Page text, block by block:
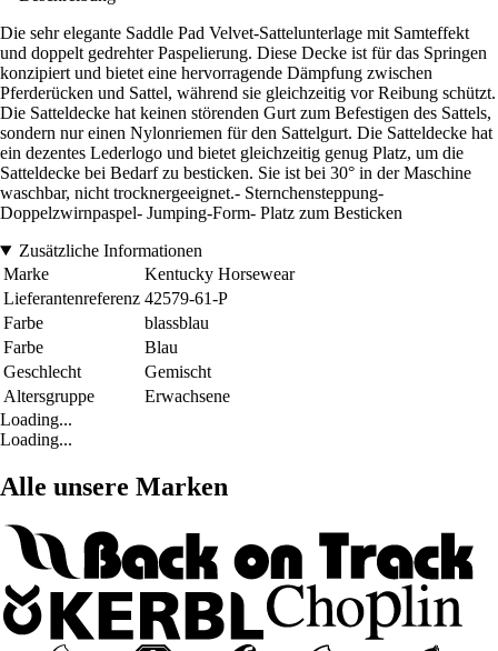
Die sehr elegante Saddle Pad Velvet-Sattelunterlage mit Samteffekt
und doppelt gedrehter Paspelierung. Diese Decke ist für das Springen
konzipiert und bietet eine hervorragende Dämpfung zwischen
Pferderücken und Sattel, während sie gleichzeitig vor Reibung schützt.
Die Satteldecke hat keinen störenden Gurt zum Befestigen des Sattels,
sondern nur einen Nylonriemen für den Sattelgurt. Die Satteldecke hat
ein dezentes Lederlogo und bietet gleichzeitig genug Platz, um die
Satteldecke bei Bedarf zu besticken. Sie ist bei 30° in der Maschine
waschbar, nicht trocknergeeignet.- Sternchensteppung-
Doppelzwirnpaspel- Jumping-Form- Platz zum Besticken
Zusätzliche Informationen
Marke
Kentucky Horsewear
Lieferantenreferenz 42579-61-P
Farbe
blassblau
Farbe
Blau
Geschlecht
Gemischt
Altersgruppe
Erwachsene
Loading...
Loading...
Alle unsere Marken